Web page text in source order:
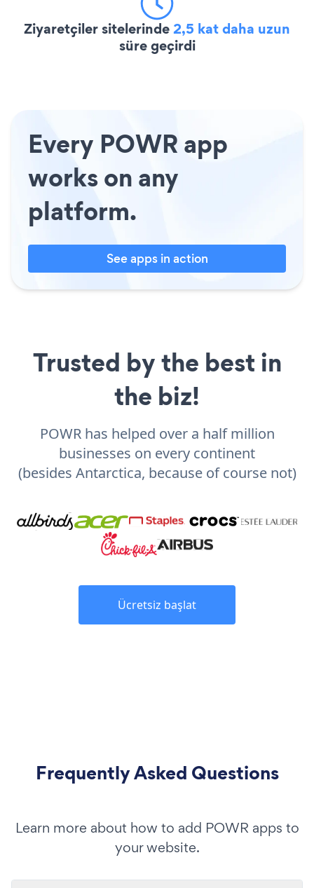
Ziyaretçiler sitelerinde2,5 kat daha uzun
süre geçirdi
Every POWR app
works on any
platform.
See apps in action
Trusted by the best in
the biz!
POWR has helped over a half million
businesses on every continent
(besides Antarctica, because of course not)
Ücretsiz başlat
Frequently Asked Questions
Learn more about how to add POWR apps to
your website.